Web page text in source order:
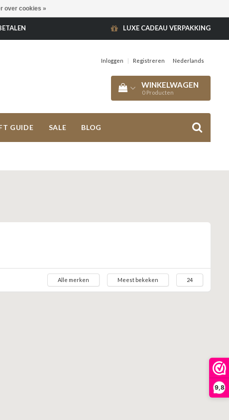
9,8
LUXE CADEAU VERPAKKING
Inloggen | Registreren Nederlands
WINKELWAGEN
0 Producten
GUIDE SALE BLOG
Alle merken Meest bekeken 24
over cookies »